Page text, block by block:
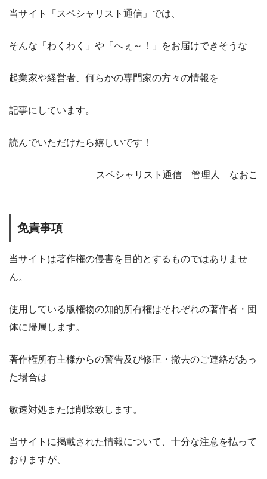
当サイト「スペシャリスト通信」では、
そんな「わくわく」や「へぇ～！」をお届けできそうな
起業家や経営者、何らかの専門家の方々の情報を
記事にしています。
読んでいただけたら嬉しいです！
スペシャリスト通信 管理人 なおこ
免責事項
当サイトは著作権の侵害を目的とするものではありませ
ん。
使用している版権物の知的所有権はそれぞれの著作者・団
体に帰属します。
著作権所有主様からの警告及び修正・撤去のご連絡があっ
た場合は
敏速対処または削除致します。
当サイトに掲載された情報について、十分な注意を払って
おりますが、